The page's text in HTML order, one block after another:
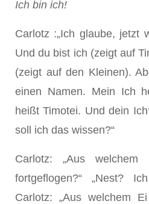
Ich bin ich!
Carlotz :„Ich glaube, jetzt
Und du bist ich (zeigt auf
(zeigt auf den Kleinen).
einen Namen. Mein Ich
heißt Timotei. Und dein
soll ich das wissen?“
Carlotz: „Aus
fortgeflogen?“ „Nest?
Carlotz: „Aus welchem